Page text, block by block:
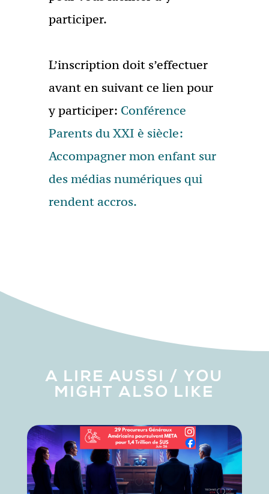
participer.
L’inscription doit s’effectuer
avant en suivant ce lien pour
y participer: Conférence
Parents du XXI è siècle:
Accompagner mon enfant sur
des médias numériques qui
rendent accros.
A LIRE AUSSI / YOU
MIGHT ALSO LIKE